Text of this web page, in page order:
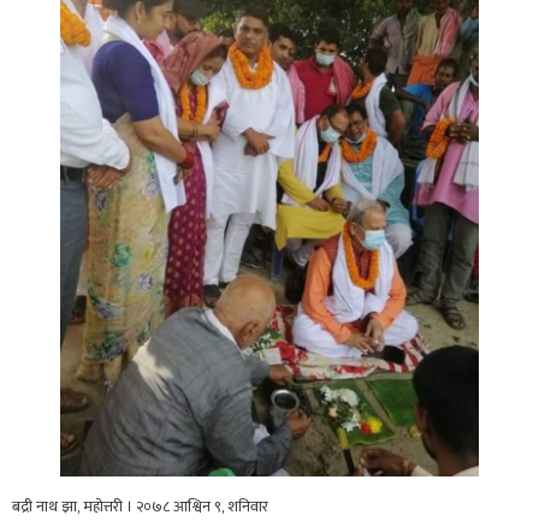
बद्री नाथ झा, महोत्तरी । २०७८ आश्विन ९, शनिवार